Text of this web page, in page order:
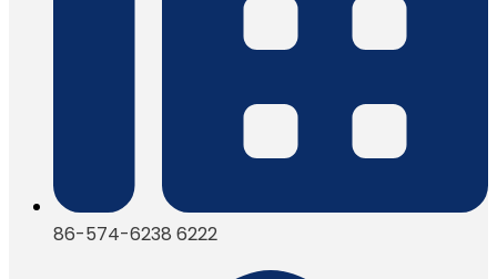
86-574-6238 6222